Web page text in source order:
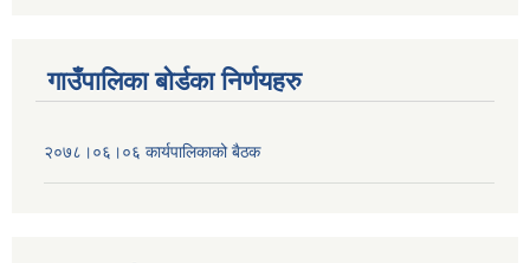
गाउँपालिका बोर्डका निर्णयहरु
२०७८।०६।०६ कार्यपालिकाको बैठक